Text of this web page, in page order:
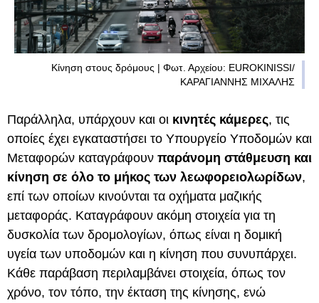
Κίνηση στους δρόμους | Φωτ. Αρχείου: EUROKINISSI/
ΚΑΡΑΓΙΑΝΝΗΣ ΜΙΧΑΛΗΣ
Παράλληλα, υπάρχουν και οι κινητές κάμερες, τις
οποίες έχει εγκαταστήσει το Υπουργείο Υποδομών και
Μεταφορών καταγράφουν παράνομη στάθμευση και
κίνηση σε όλο το μήκος των λεωφορειολωρίδων,
επί των οποίων κινούνται τα οχήματα μαζικής
μεταφοράς. Καταγράφουν ακόμη στοιχεία για τη
δυσκολία των δρομολογίων, όπως είναι η δομική
υγεία των υποδομών και η κίνηση που συνυπάρχει.
Κάθε παράβαση περιλαμβάνει στοιχεία, όπως τον
χρόνο, τον τόπο, την έκταση της κίνησης, ενώ